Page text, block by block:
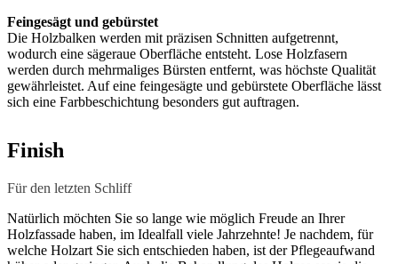
Feingesägt und gebürstet
Die Holzbalken werden mit präzisen Schnitten aufgetrennt,
wodurch eine sägeraue Oberfläche entsteht. Lose Holzfasern
werden durch mehrmaliges Bürsten entfernt, was höchste Qualität
gewährleistet. Auf eine feingesägte und gebürstete Oberfläche lässt
sich eine Farbbeschichtung besonders gut auftragen.
Finish
Für den letzten Schliff
Natürlich möchten Sie so lange wie möglich Freude an Ihrer
Holzfassade haben, im Idealfall viele Jahrzehnte! Je nachdem, für
welche Holzart Sie sich entschieden haben, ist der Pflegeaufwand